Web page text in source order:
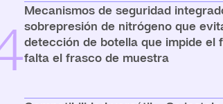
Mecanismos de seguridad
sobrepresión de nitrógeno que
detección de botella que impide el
falta el frasco de muestra